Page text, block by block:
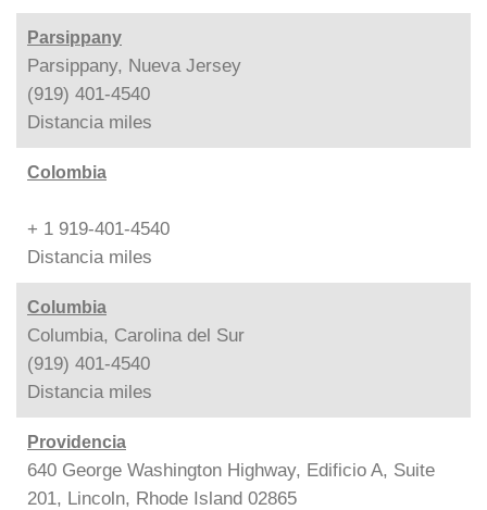
Parsippany
Parsippany, Nueva Jersey
(919) 401-4540
Distancia miles
Colombia
+ 1 919-401-4540
Distancia miles
Columbia
Columbia, Carolina del Sur
(919) 401-4540
Distancia miles
Providencia
640 George Washington Highway, Edificio A, Suite
201, Lincoln, Rhode Island 02865